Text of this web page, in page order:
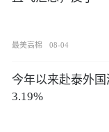
最美高棉 08-04
今年以来赴泰外
3.19%